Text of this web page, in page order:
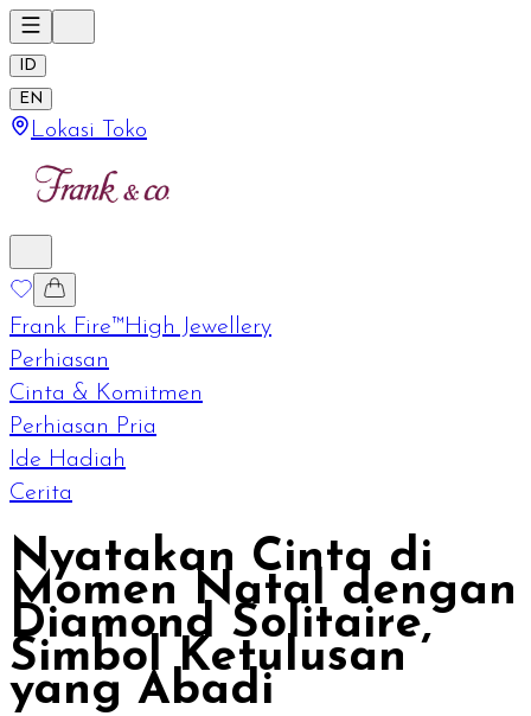
ID
EN
Lokasi Toko
Frank Fire™High Jewellery
Perhiasan
Cinta & Komitmen
Perhiasan Pria
Ide Hadiah
Cerita
Nyatakan Cinta di
Momen Natal dengan
Diamond Solitaire,
Simbol Ketulusan
yang Abadi